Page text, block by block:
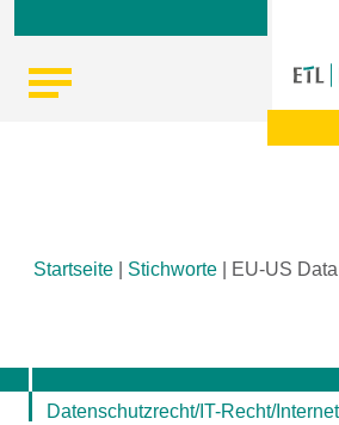
Startseite Stichworte EU-US
Datenschutzrecht/IT-Recht/